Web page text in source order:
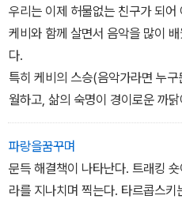
우리는 이제 허물없는 친구가 되
케비와 함께 살면서 음악을 많이
다.
특히 케비의 스승(음악가라면 누
월하고, 삶의 숙명이 경이로운 까
파랑을꿈꾸며
문득 해결책이 나타난다. 트래킹
라를 지나치며 찍는다. 타르콥스키